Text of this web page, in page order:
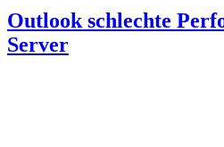
Outlook schlechte
Server